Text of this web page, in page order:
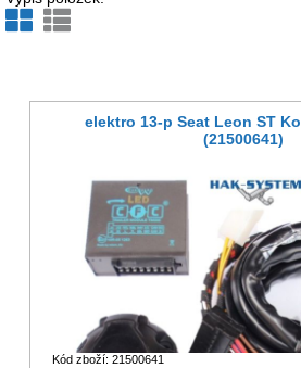
elektro 13-p Seat Leon ST
(21500641)
Kód zboží: 21500641